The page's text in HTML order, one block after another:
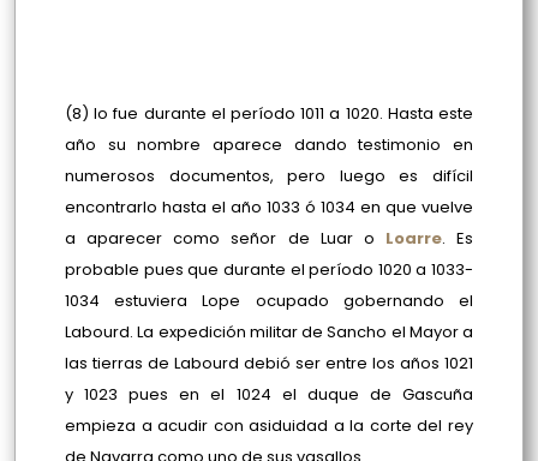
(8) lo fue durante el período 1011 a 1020. Hasta este
año su nombre aparece dando testimonio en
numerosos documentos, pero luego es difícil
encontrarlo hasta el año 1033 ó 1034 en que vuelve
a aparecer como señor de Luar o Loarre. Es
probable pues que durante el período 1020 a 1033-
1034 estuviera Lope ocupado gobernando el
Labourd. La expedición militar de Sancho el Mayor a
las tierras de Labourd debió ser entre los años 1021
y 1023 pues en el 1024 el duque de Gascuña
empieza a acudir con asiduidad a la corte del rey